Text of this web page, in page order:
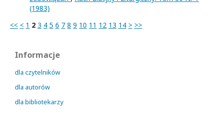
(1983)
<< < 1 2 3 4 5 6 7 8 9 10 11 12 13 14 > >>
Informacje
dla czytelników
dla autorów
dla bibliotekarzy